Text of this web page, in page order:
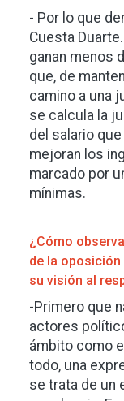
- Por lo que
Cuesta
ganan menos
que, de
camino a una
se calcula la
del salario
mejoran los
marcado por
mínimas.
¿Cómo
de la
su visión al
-Primero que
actores
ámbito como
todo, una
se trata de un